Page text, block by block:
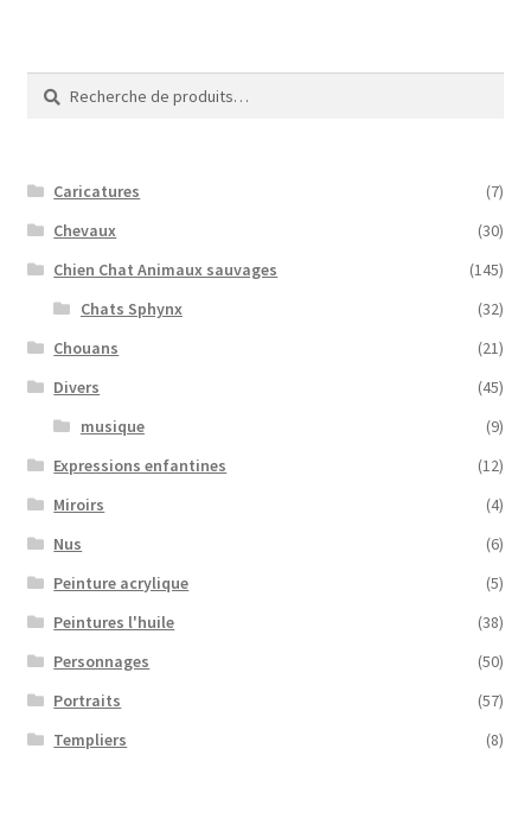
Recherche
pour :
Recherche
Caricatures
(7)
Chevaux
(30)
Chien Chat Animaux sauvages
(145)
Chats Sphynx
(32)
Chouans
(21)
Divers
(45)
musique
(9)
Expressions enfantines
(12)
Miroirs
(4)
Nus
(6)
Peinture acrylique
(5)
Peintures l'huile
(38)
Personnages
(50)
Portraits
(57)
Templiers
(8)